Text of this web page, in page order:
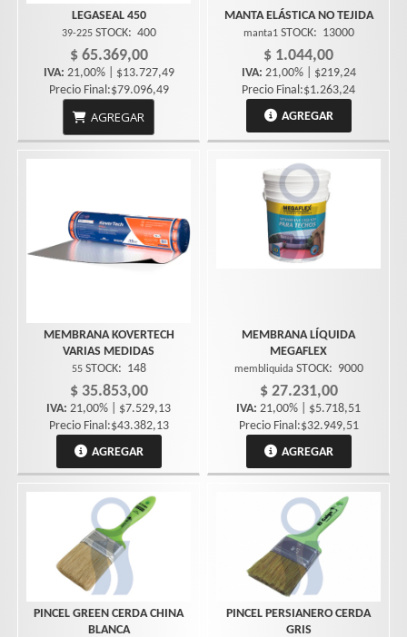
LEGASEAL 450
39-225 STOCK: 400
$ 65.369,00
IVA: 21,00% | $13.727,49
Precio Final:$79.096,49
AGREGAR
MANTA ELÁSTICA NO TEJIDA
manta1 STOCK: 13000
$ 1.044,00
IVA: 21,00% | $219,24
Precio Final:$1.263,24
AGREGAR
MEMBRANA KOVERTECH
VARIAS MEDIDAS
55 STOCK: 148
$ 35.853,00
IVA: 21,00% | $7.529,13
Precio Final:$43.382,13
AGREGAR
MEMBRANA LÍQUIDA
MEGAFLEX
membliquida STOCK: 9000
$ 27.231,00
IVA: 21,00% | $5.718,51
Precio Final:$32.949,51
AGREGAR
PINCEL GREEN CERDA CHINA
BLANCA
PINCEL PERSIANERO CERDA
GRIS